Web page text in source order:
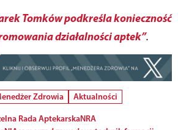
Tomków podkreśla konieczność
działalności aptek”.
Zdrowia
Aktualności
Rada AptekarskaNRA